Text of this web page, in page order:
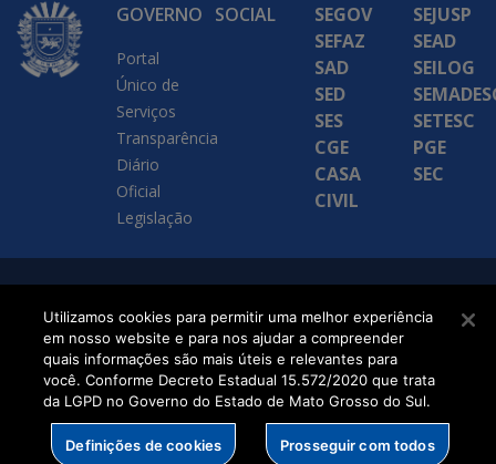
GOVERNO
Portal
Único de
Serviços
Transparência
Diário
Oficial
Legislação
SOCIAL
SEGOV
SEFAZ
SAD
SED
SES
CGE
CASA
CIVIL
SEJUSP
SEAD
SEILOG
SETESC
PGE
SEC
Executiva de
Transformação Digital
Utilizamos cookies para permitir uma melhor experiência
em nosso website e para nos ajudar a compreender
quais informações são mais úteis e relevantes para
você. Conforme Decreto Estadual 15.572/2020 que trata
da LGPD no Governo do Estado de Mato Grosso do Sul.
Definições de cookies Prosseguir com todos